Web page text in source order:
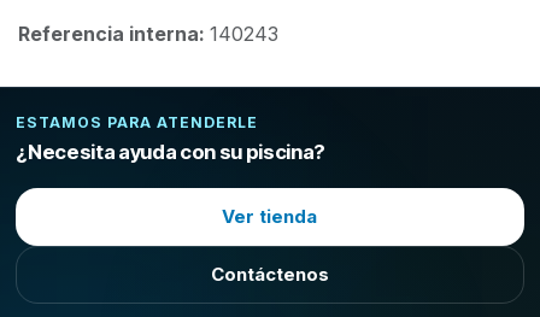
Referencia interna: 140243
ESTAMOS PARA ATENDERLE
¿Necesita ayuda con su piscina?
Ver tienda
Contáctenos